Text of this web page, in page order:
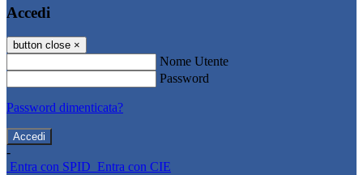
Accedi
button close ×
Nome Utente
Password
Password dimenticata?
-
Entra con SPID Entra con CIE